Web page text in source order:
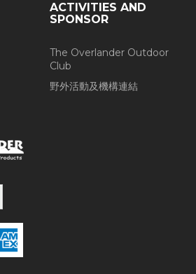
ACTIVITIES AND
SPONSOR
The Overlander Outdoor
Club
野外活動及機構連結